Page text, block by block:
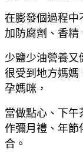
在膨發個過程中
加防腐劑、香精
少鹽少油營養又
很受到地方媽媽
孕媽咪，
當做點心、下午
作彌月禮、年節
合。